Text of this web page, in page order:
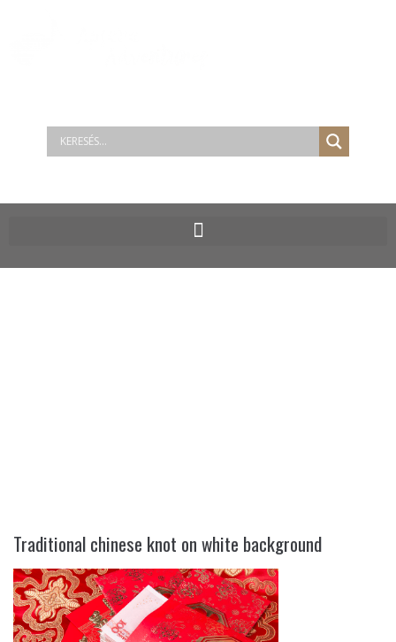
Traditional chinese knot on white background